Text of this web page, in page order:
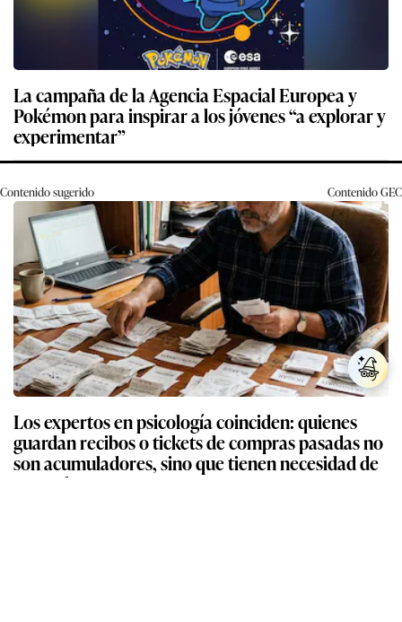
La campaña de la Agencia Espacial Europea y
Pokémon para inspirar a los jóvenes “a explorar y
experimentar”
Contenido sugerido ContenidoGEC
Los expertos en psicología coinciden: quienes
guardan recibos o tickets de compras pasadas no
son acumuladores, sino que tienen necesidad de
control